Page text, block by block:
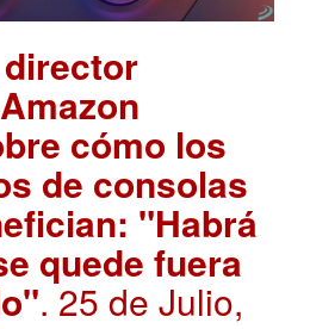
cómo los
de consolas
"Habrá
quede fuera
. 25 de Julio,